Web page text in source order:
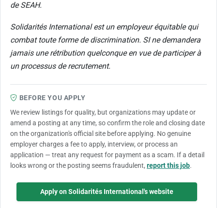
de SEAH.
Solidarités International est un employeur équitable qui
combat toute forme de discrimination. SI ne demandera
jamais une rétribution quelconque en vue de participer à
un processus de recrutement.
BEFORE YOU APPLY
We review listings for quality, but organizations may update or
amend a posting at any time, so confirm the role and closing date
on the organization's official site before applying. No genuine
employer charges a fee to apply, interview, or process an
application — treat any request for payment as a scam. If a detail
looks wrong or the posting seems fraudulent, report this job.
Apply on Solidarités International's website